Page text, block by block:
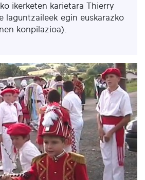
ikerketen karietara Thierry
laguntzaileek egin euskarazko
konpilazioa).